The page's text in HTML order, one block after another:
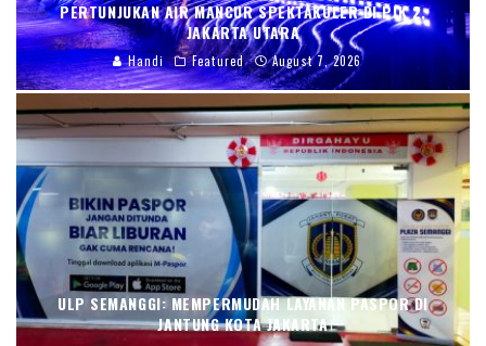
PERTUNJUKAN AIR MANCUR SPEKTAKULER DI PIK 2,
JAKARTA UTARA
Handi Featured August 7, 2026
ULP SEMANGGI: MEMPERMUDAH LAYANAN PASPOR DI
JANTUNG KOTA JAKARTA